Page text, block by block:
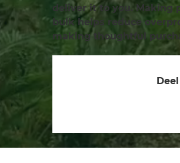
deliver it to you. Making
bulk helps reduce
making thoughtful